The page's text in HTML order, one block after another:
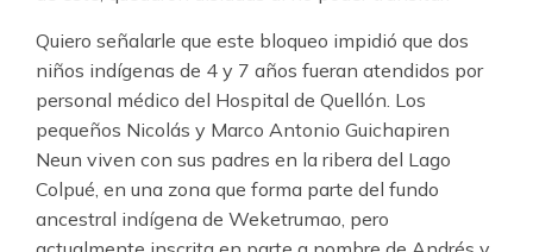
Quiero señalarle que este bloqueo impidió que dos
niños indígenas de 4 y 7 años fueran atendidos por
personal médico del Hospital de Quellón. Los
pequeños Nicolás y Marco Antonio Guichapiren
Neun viven con sus padres en la ribera del Lago
Colpué, en una zona que forma parte del fundo
ancestral indígena de Weketrumao, pero